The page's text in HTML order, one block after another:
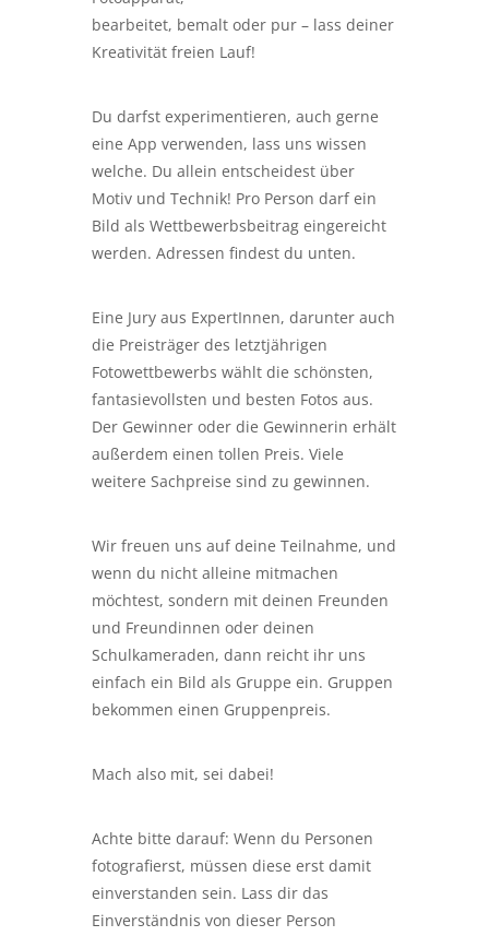
bearbeitet, bemalt oder pur – lass deiner
Kreativität freien Lauf!
Du darfst experimentieren, auch gerne
eine App verwenden, lass uns wissen
welche. Du allein entscheidest über
Motiv und Technik! Pro Person darf ein
Bild als Wettbewerbsbeitrag eingereicht
werden. Adressen findest du unten.
Eine Jury aus ExpertInnen, darunter auch
die Preisträger des letztjährigen
Fotowettbewerbs wählt die schönsten,
fantasievollsten und besten Fotos aus.
Der Gewinner oder die Gewinnerin erhält
außerdem einen tollen Preis. Viele
weitere Sachpreise sind zu gewinnen.
Wir freuen uns auf deine Teilnahme, und
wenn du nicht alleine mitmachen
möchtest, sondern mit deinen Freunden
und Freundinnen oder deinen
Schulkameraden, dann reicht ihr uns
einfach ein Bild als Gruppe ein. Gruppen
bekommen einen Gruppenpreis.
Mach also mit, sei dabei!
Achte bitte darauf: Wenn du Personen
fotografierst, müssen diese erst damit
einverstanden sein. Lass dir das
Einverständnis von dieser Person